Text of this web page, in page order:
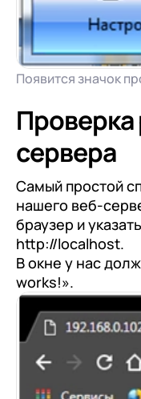
Появится значок
сервера
Самый простой
нашего веб-
браузер и
http://localhost.
В окне у нас
works!».